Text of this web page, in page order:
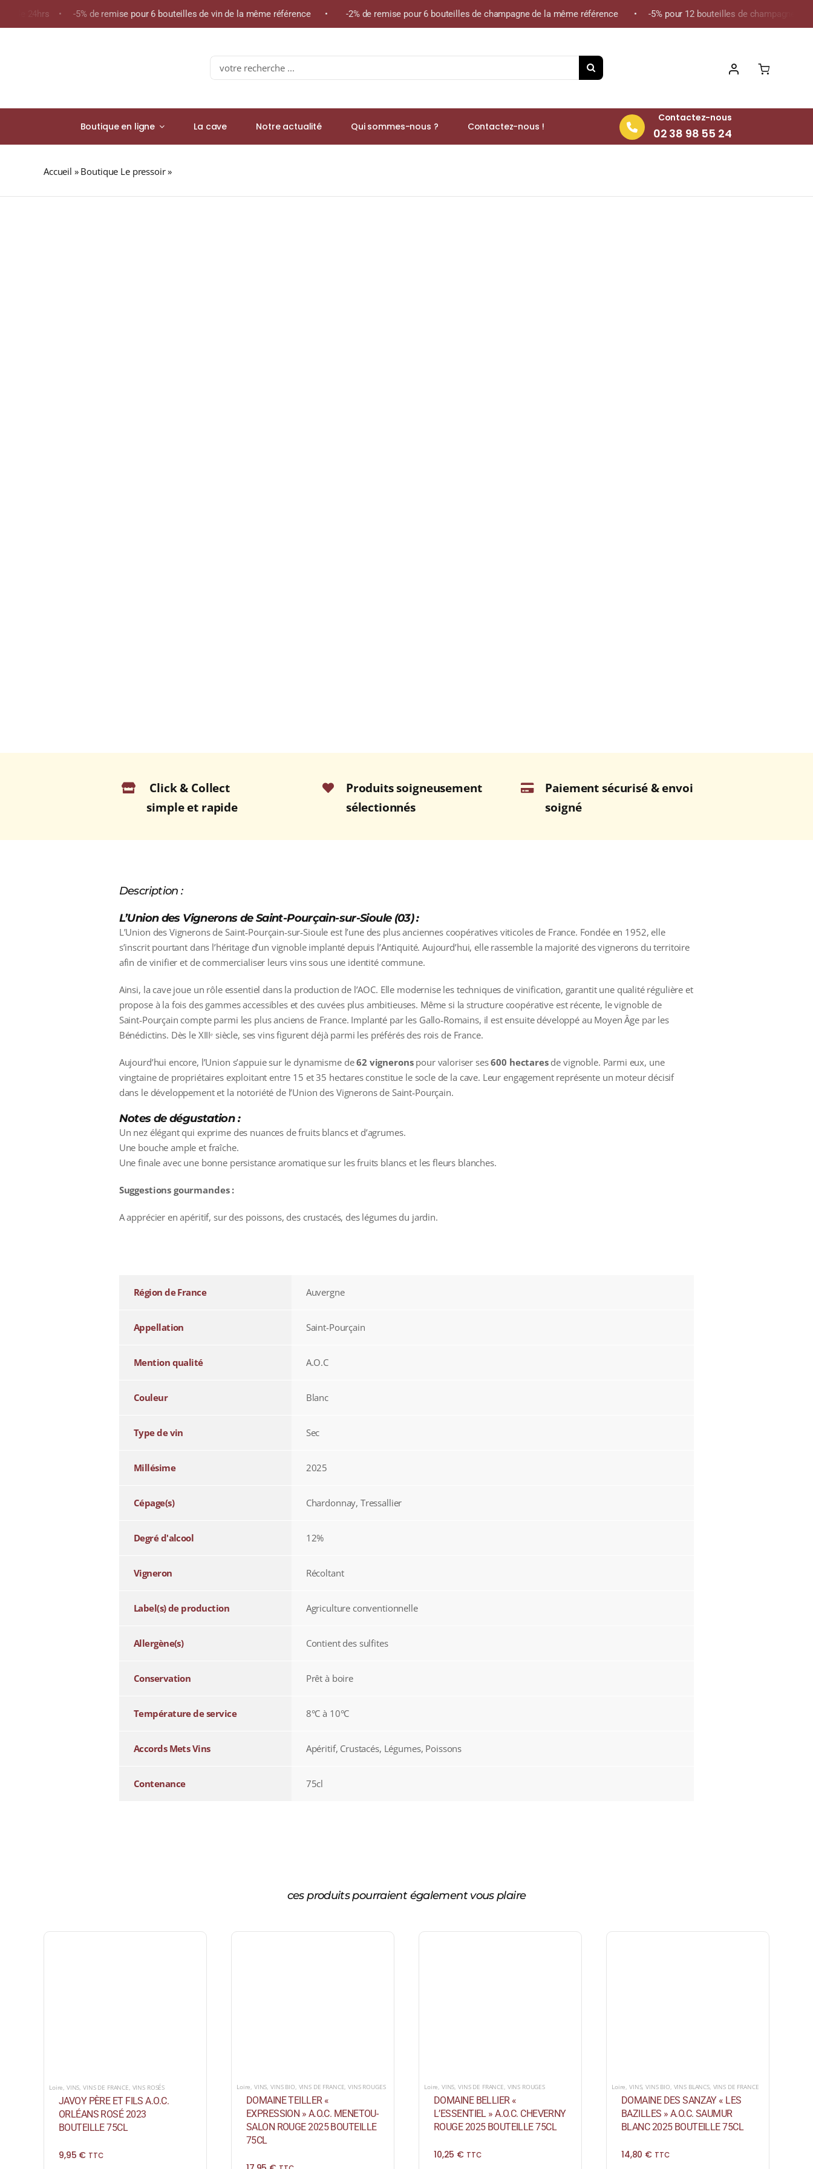
24hrs • -5% de remise pour 6 bouteilles de vin de la même référence • -2% de remise pour 6 bouteilles de champagne de la même référence • -5% pour 12 bouteilles de champagne de la
Search
for:
Boutique en ligne La cave Notre actualité Qui sommes-nous ? Contactez-nous !
Contactez-nous
02 38 98 55 24
Accueil » Boutique Le pressoir»
Click & Collect
simple et rapide
Produits soigneusement
sélectionnés
Paiement sécurisé & envoi
soigné
Description :
L’Union des Vignerons de Saint-Pourçain-sur-Sioule (03) :
L’Union des Vignerons de Saint‑Pourçain‑sur‑Sioule est l’une des plus anciennes coopératives viticoles de France. Fondée en 1952, elle
s’inscrit pourtant dans l’héritage d’un vignoble implanté depuis l’Antiquité. Aujourd’hui, elle rassemble la majorité des vignerons du territoire
afin de vinifier et de commercialiser leurs vins sous une identité commune.
Ainsi, la cave joue un rôle essentiel dans la production de l’AOC. Elle modernise les techniques de vinification, garantit une qualité régulière et
propose à la fois des gammes accessibles et des cuvées plus ambitieuses. Même si la structure coopérative est récente, le vignoble de
Saint‑Pourçain compte parmi les plus anciens de France. Implanté par les Gallo‑Romains, il est ensuite développé au Moyen Âge par les
Bénédictins. Dès le XIIIᵉ siècle, ses vins figurent déjà parmi les préférés des rois de France.
Aujourd’hui encore, l’Union s’appuie sur le dynamisme de62 vigneronspour valoriser ses600 hectaresde vignoble. Parmi eux, une
vingtaine de propriétaires exploitant entre 15 et 35 hectares constitue le socle de la cave. Leur engagement représente un moteur décisif
dans le développement et la notoriété de l’Union des Vignerons de Saint‑Pourçain.
Notes de dégustation :
Un nez élégant qui exprime des nuances de fruits blancs et d’agrumes.
Une bouche ample et fraîche.
Une finale avec une bonne persistance aromatique sur les fruits blancs et les fleurs blanches.
Suggestions gourmandes :
A apprécier en apéritif, sur des poissons, des crustacés, des légumes du jardin.
Région de France Auvergne
Appellation Saint-Pourçain
Mention qualité A.O.C
Couleur Blanc
Type de vin Sec
Millésime 2025
Cépage(s) Chardonnay, Tressallier
Degré d'alcool 12%
Vigneron Récoltant
Label(s) de production Agriculture conventionnelle
Allergène(s) Contient des sulfites
Conservation Prêt à boire
Température de service 8°C à 10°C
Accords Mets Vins Apéritif, Crustacés, Légumes, Poissons
Contenance 75cl
ces produits pourraient également vous plaire
Loire VINS ,VINS DE FRANCE VINS ROSÉS
JAVOY PÈRE ET FILS A.O.C.
ORLÉANS ROSÉ 2023
BOUTEILLE 75CL
9,95 € TTC
Loire, VINS,VINS BIO, VINS DE FRANCE,VINS ROUGES
DOMAINE TEILLER «
EXPRESSION » A.O.C. MENETOU-
SALON ROUGE 2025 BOUTEILLE
75CL
Loire, VINS,VINS DE FRANCE, VINS ROUGES
DOMAINE BELLIER «
L’ESSENTIEL » A.O.C. CHEVERNY
ROUGE 2025 BOUTEILLE 75CL
10,25 € TTC
Loire, VINS,VINS BIO, VINS BLANCS, VINS DE FRANCE
DOMAINE DES SANZAY « LES
BAZILLES » A.O.C. SAUMUR
BLANC 2025 BOUTEILLE 75CL
14,80 € TTC